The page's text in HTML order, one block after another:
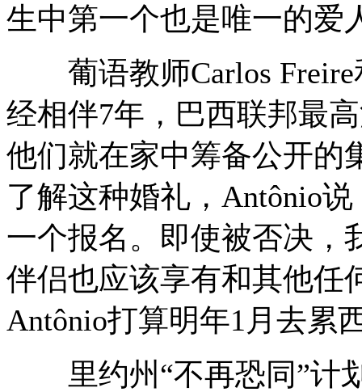
生中第一个也是唯一的爱
葡语教师Carlos Freire
经相伴7年，巴西联邦最
他们就在家中筹备公开的
了解这种婚礼，Antônio
一个报名。即使被否决，
伴侣也应该享有和其他任
Antônio打算明年1月去累
里约州“不再恐同”计划